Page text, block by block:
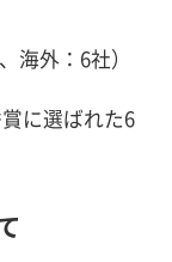
海外：6社）
に選ばれた6